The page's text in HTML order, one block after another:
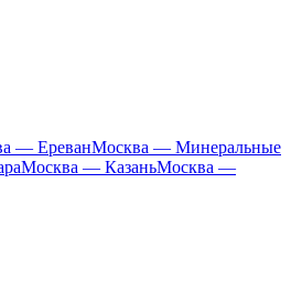
— ЕреванМосква — Минеральные
Москва — КазаньМосква —